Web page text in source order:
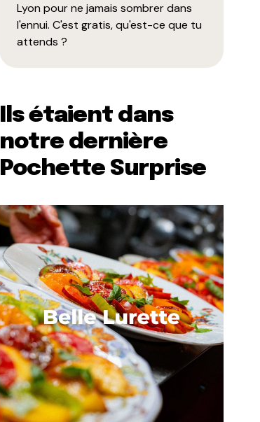
Lyon pour ne jamais sombrer dans
l'ennui. C'est gratis, qu'est-ce que tu
attends ?
Ils étaient dans
notre dernière
Pochette Surprise